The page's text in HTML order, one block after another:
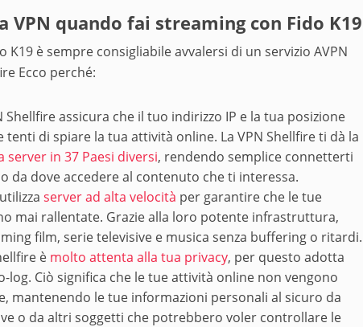
VPN quando fai streaming con Fido K19
K19 è sempre consigliabile avvalersi di un servizio AVPN
Ecco perché:
Shellfire assicura che il tuo indirizzo IP e la tua posizione
di spiare la tua attività online. La VPN Shellfire ti dà la
server in 37 Paesi diversi, rendendo semplice connetterti
da dove accedere al contenuto che ti interessa.
server ad alta velocità per garantire che le tue
mai rallentate. Grazie alla loro potente infrastruttura,
film, serie televisive e musica senza buffering o ritardi.
è molto attenta alla tua privacy, per questo adotta
log. Ciò significa che le tue attività online non vengono
mantenendo le tue informazioni personali al sicuro da
o da altri soggetti che potrebbero voler controllare le